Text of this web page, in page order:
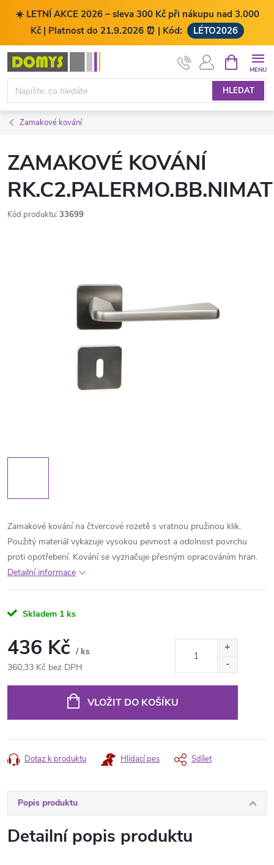
☀️ LETNÍ AKCE 2026 – sleva 300 Kč při nákupu nad 3.000
Kč | Platnost do 21.9.2026 ⏰ | Kód:
LÉTO2026
Přejít
obsah
HLEDAT
NÁKUPNÍ
KOŠÍK
Zamakové kování
ZAMAKOVÉ KOVÁNÍ
RK.C2.PALERMO.BB.NIMAT
Kód produktu: 33699
Zamakové kování na čtvercové rozetě s vratnou pružinou klik.
Použitý materiál vykazuje vysokou pevnost a odolnost povrchu
proti opotřebení. Kování se vyznačuje přesným opracováním hran.
Detailní informace
Skladem 1 ks
436 Kč / ks
360,33 Kč bez DPH
VLOŽIT DO KOŠÍKU
Dotaz k produktu Hlídací pes Sdílet
Popis produktu
Detailní popis produktu